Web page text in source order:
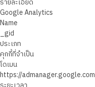
รายละเอียด
Google Analytics
Name
_gid
ประเภท
คุกกี้ที่จำเป็น
โดเมน
https://admanager.google.com